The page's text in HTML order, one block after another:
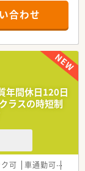
薬局です。
せて3名在籍して
整っています。
のドラッグストア
強みです。
者様からより一層
る企業です。
介護など、ヘルス
るのが特徴で
く学びたい方に
合わせ
年間休日120日
ラスの時短制
可 車通勤可